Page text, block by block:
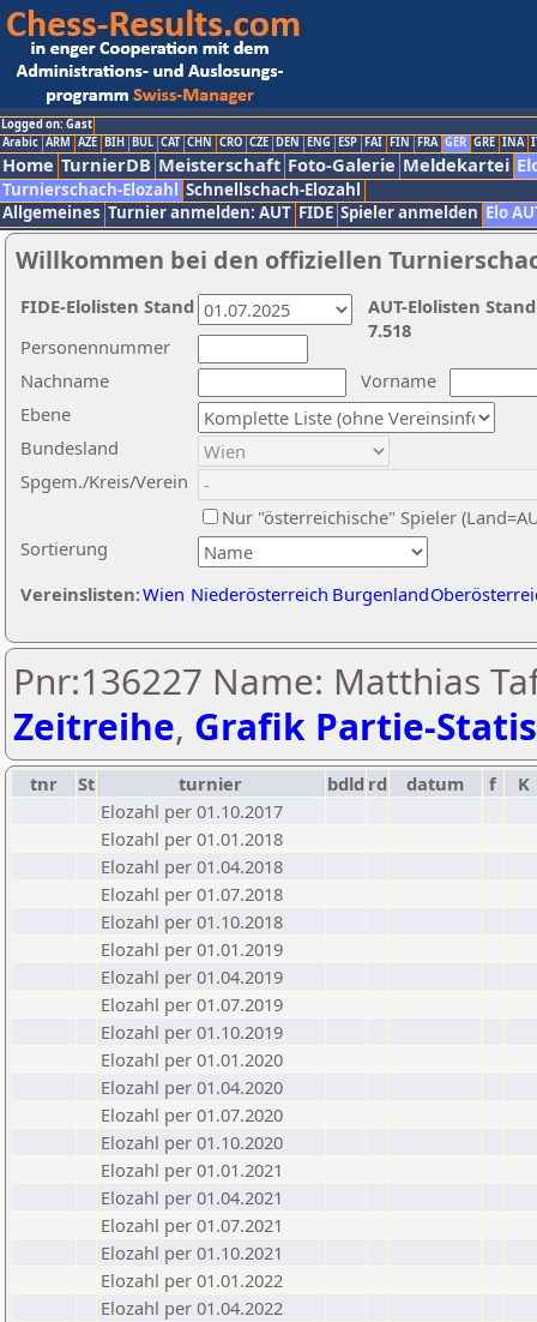
Logged on: Gast
Arabic ARM AZE BIH BUL CAT CHN CRO CZE DEN ENG ESP FAI FIN FRA GER GRE INA
Home TurnierDB Meisterschaft Foto-Galerie Meldekartei
Turnierschach-Elozahl Schnellschach-Elozahl
Allgemeines Turnier anmelden: AUT FIDE Spieler anmelden Elo
Willkommen bei den offiziellen
Nachname
Vorname
Ebene
Sortierung
Personennummer
Bundesland
Spgem./Kreis/Verein
Nur "österreichische" Spieler
Vereinslisten:Wien Niederösterreich Burgenland
AUT-Elolisten
7.518
FIDE-Elolisten Stand
Pnr:136227 Name: Matthias
Zeitreihe, Grafik Partie-
tnr St turnier bdld rd datum f
K
Elozahl per 01.10.2017
Elozahl per 01.01.2018
Elozahl per 01.04.2018
Elozahl per 01.07.2018
Elozahl per 01.10.2018
Elozahl per 01.01.2019
Elozahl per 01.04.2019
Elozahl per 01.07.2019
Elozahl per 01.10.2019
Elozahl per 01.01.2020
Elozahl per 01.04.2020
Elozahl per 01.07.2020
Elozahl per 01.10.2020
Elozahl per 01.01.2021
Elozahl per 01.04.2021
Elozahl per 01.07.2021
Elozahl per 01.10.2021
Elozahl per 01.01.2022
Elozahl per 01.04.2022